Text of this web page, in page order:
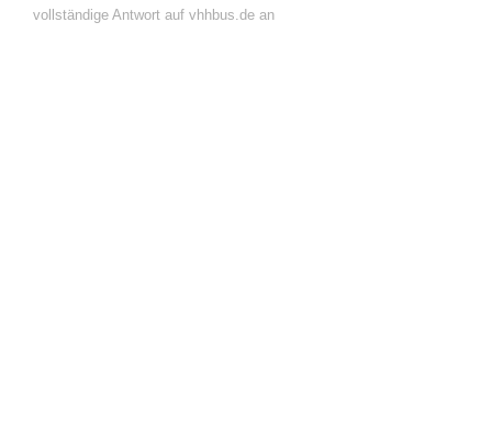
vollständige Antwort auf vhhbus.de an